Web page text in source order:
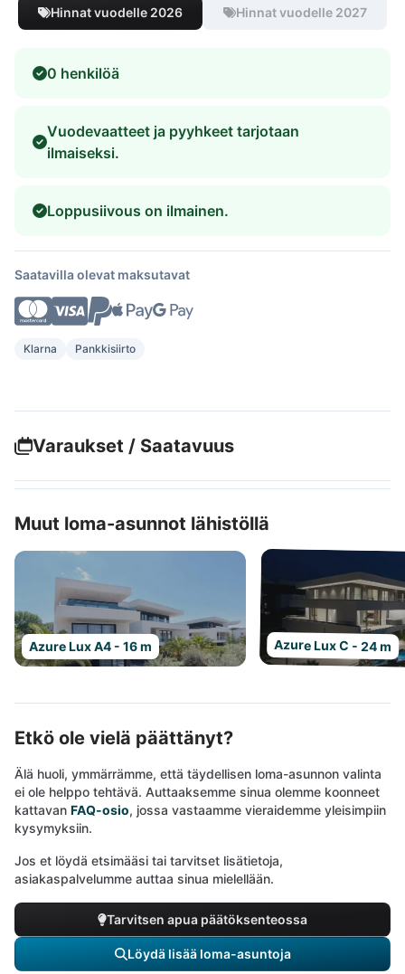
Hinnat vuodelle 2026 Hinnat vuodelle 2027
0 henkilöä
Vuodevaatteet ja pyyhkeet tarjotaan
ilmaiseksi.
Loppusiivous on ilmainen.
Saatavilla olevat maksutavat
Klarna Pankkisiirto
Varaukset / Saatavuus
Muut loma-asunnot lähistöllä
Azure Lux A4 - 16 m Azure Lux C - 24 m
Etkö ole vielä päättänyt?
Älä huoli, ymmärrämme, että täydellisen loma-asunnon valinta
ei ole helppo tehtävä. Auttaaksemme sinua olemme koonneet
kattavan FAQ-osio, jossa vastaamme vieraidemme yleisimpiin
kysymyksiin.
Jos et löydä etsimääsi tai tarvitset lisätietoja,
asiakaspalvelumme auttaa sinua mielellään.
Tarvitsen apua päätöksenteossa
Löydä lisää loma-asuntoja